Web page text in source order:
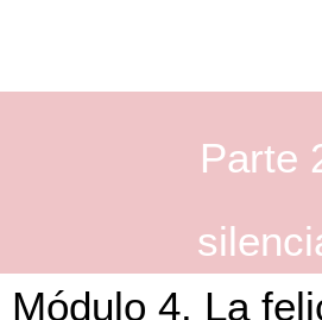
Parte
Módulo 4. La